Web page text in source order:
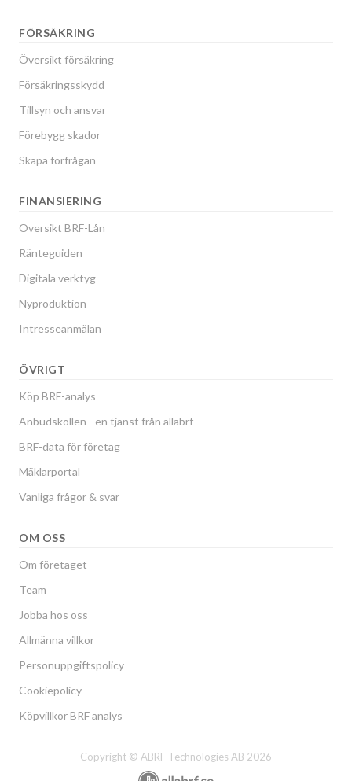
FÖRSÄKRING
Översikt försäkring
Försäkringsskydd
Tillsyn och ansvar
Förebygg skador
Skapa förfrågan
FINANSIERING
Översikt BRF-Lån
Ränteguiden
Digitala verktyg
Nyproduktion
Intresseanmälan
ÖVRIGT
Köp BRF-analys
Anbudskollen - en tjänst från allabrf
BRF-data för företag
Mäklarportal
Vanliga frågor & svar
OM OSS
Om företaget
Team
Jobba hos oss
Allmänna villkor
Personuppgiftspolicy
Cookiepolicy
Köpvillkor BRF analys
Copyright © ABRF Technologies AB 2026